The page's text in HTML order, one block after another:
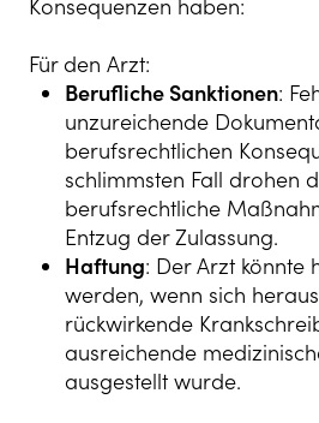
Konsequenzen haben:
Für den Arzt:
Berufliche Sanktionen:
unzureichende
berufsrechtlichen
schlimmsten Fall drohen
berufsrechtliche
Entzug der Zulassung.
Haftung: Der Arzt
werden, wenn sich
rückwirkende
ausreichende
ausgestellt wurde.